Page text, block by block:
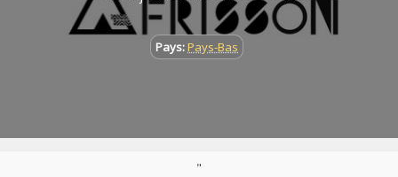
Pays: Pays-Bas
"